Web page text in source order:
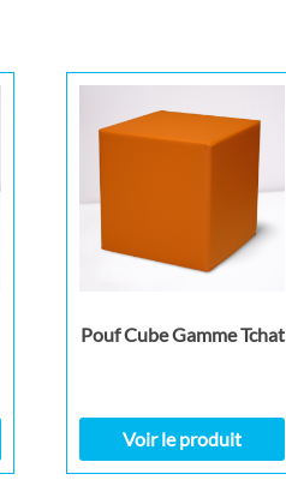
Pouf Cube Gamme Tchat
Voir le produit